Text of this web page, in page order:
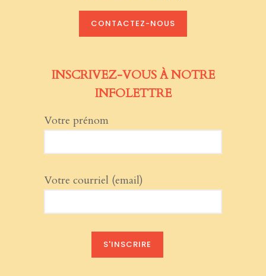
CONTACTEZ-NOUS
INSCRIVEZ-VOUS À NOTRE
INFOLETTRE
Votre prénom
Votre courriel (email)